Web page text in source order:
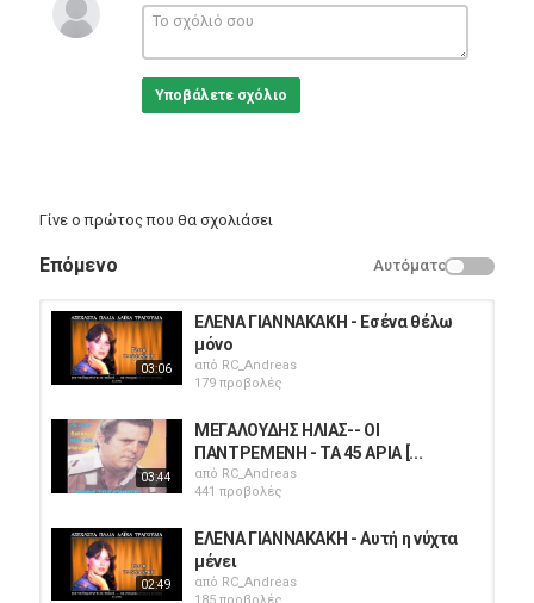
Υποβάλετε σχόλιο
Γίνε ο πρώτος που θα σχολιάσει
Επόμενο Αυτόματο
03:06
ΕΛΕΝΑ ΓΙΑΝΝΑΚΑΚΗ - Εσένα θέλω
μόνο
από RC_Andreas
179 προβολές
03:44
ΜΕΓΑΛΟΥΔΗΣ ΗΛΙΑΣ-- ΟΙ
ΠΑΝΤΡΕΜΕΝΗ - TA 45 ΑΡIΑ [...
από RC_Andreas
441 προβολές
02:49
ΕΛΕΝΑ ΓΙΑΝΝΑΚΑΚΗ - Αυτή η νύχτα
μένει
από RC_Andreas
185 προβολές